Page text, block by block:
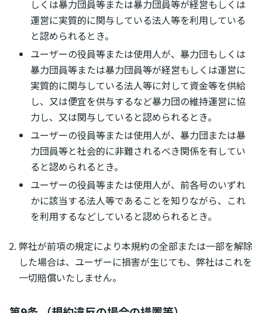
しくは暴力団員等または暴力団員等が経営もしくは
運営に実質的に関与している法人等を利用している
と認められるとき。
ユーザーの役員等または使用人が、暴力団もしくは
暴力団員等または暴力団員等が経営もしくは運営に
実質的に関与している法人等に対して資金等を供給
し、又は便宜を供与するなど暴力団の維持運営に協
力し、又は関与していると認められるとき。
ユーザーの役員等または使用人が、暴力団または暴
力団員等と社会的に非難されるべき関係を有してい
ると認められるとき。
ユーザーの役員等または使用人が、前各号のいずれ
かに該当する法人等であることを知りながら、これ
を利用するなどしていると認められるとき。
弊社が前項の規定により本規約の全部または一部を解除
した場合は、ユーザーに損害が生じても、弊社はこれを
一切賠償いたしません。